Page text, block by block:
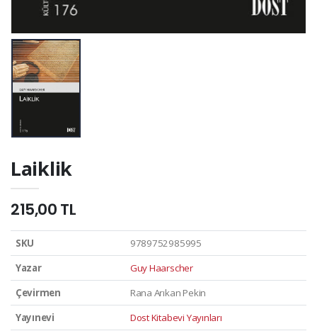
Laiklik
215,00 TL
SKU
9789752985995
Yazar
Guy Haarscher
Çevirmen
Rana Arıkan Pekin
Yayınevi
Dost Kitabevi Yayınları